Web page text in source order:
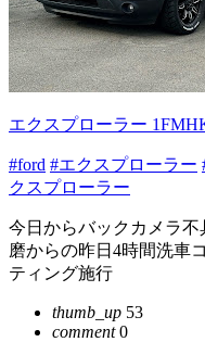
エクスプローラー
#ford #エクスプローラー
クスプローラー
今日からバックカメラ
磨からの昨日4時間洗車
ティング施行
thumb_up 53
comment0